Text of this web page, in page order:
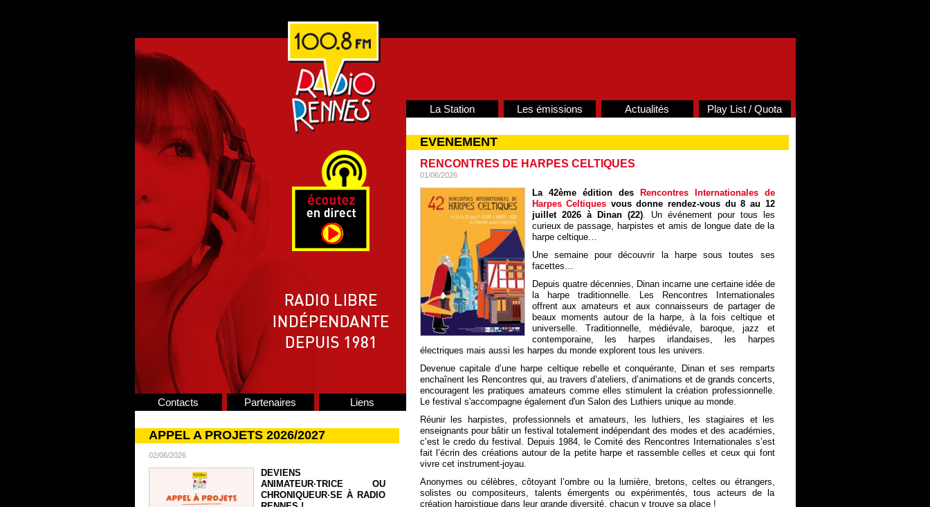
Contacts Partenaires Liens
APPEL A PROJETS 2026/2027
02/06/2026
DEVIENS
ANIMATEUR·TRICE OU
CHRONIQUEUR·SE À RADIO
La Station Les émissions Actualités Play List / Quota
EVENEMENT
RENCONTRES DE HARPES CELTIQUES
01/06/2026
La 42ème édition des
Rencontres Internationales de
Harpes Celtiques vous donne rendez-vous du 8 au 12
juillet 2026 à Dinan (22). Un événement pour tous les
curieux de passage, harpistes et amis de longue date de la
harpe celtique…
Une semaine pour découvrir la harpe sous toutes ses
facettes…
Depuis quatre décennies, Dinan incarne une certaine idée de
la harpe traditionnelle. Les Rencontres Internationales
offrent aux amateurs et aux connaisseurs de partager de
beaux moments autour de la harpe, à la fois celtique et
universelle. Traditionnelle, médiévale, baroque, jazz et
contemporaine, les harpes irlandaises, les harpes
électriques mais aussi les harpes du monde explorent tous les univers.
Devenue capitale d’une harpe celtique rebelle et conquérante, Dinan et ses remparts
enchaînent les Rencontres qui, au travers d’ateliers, d’animations et de grands concerts,
encouragent les pratiques amateurs comme elles stimulent la création professionnelle.
Le festival s'accompagne également d'un Salon des Luthiers unique au monde.
Réunir les harpistes, professionnels et amateurs, les luthiers, les stagiaires et les
enseignants pour bâtir un festival totalement indépendant des modes et des académies,
c’est le credo du festival. Depuis 1984, le Comité des Rencontres Internationales s’est
fait l’écrin des créations autour de la petite harpe et rassemble celles et ceux qui font
vivre cet instrument-joyau.
Anonymes ou célèbres, côtoyant l’ombre ou la lumière, bretons, celtes ou étrangers,
solistes ou compositeurs, talents émergents ou expérimentés, tous acteurs de la
création harpistique dans leur grande diversité, chacun y trouve sa place !